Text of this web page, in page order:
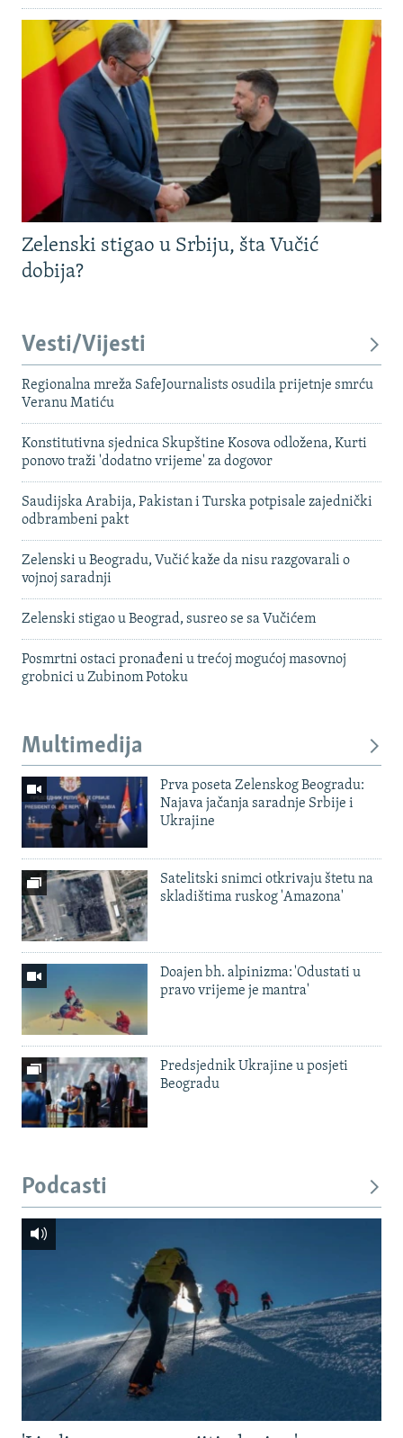
Zelenski stigao u Srbiju, šta Vučić
dobija?
Vesti/Vijesti
Regionalna mreža SafeJournalists osudila prijetnje smrću
Veranu Matiću
Konstitutivna sjednica Skupštine Kosova odložena, Kurti
ponovo traži 'dodatno vrijeme' za dogovor
Saudijska Arabija, Pakistan i Turska potpisale zajednički
odbrambeni pakt
Zelenski u Beogradu, Vučić kaže da nisu razgovarali o
vojnoj saradnji
Zelenski stigao u Beograd, susreo se sa Vučićem
Posmrtni ostaci pronađeni u trećoj mogućoj masovnoj
grobnici u Zubinom Potoku
Multimedija
Prva poseta Zelenskog Beogradu:
Najava jačanja saradnje Srbije i
Ukrajine
Satelitski snimci otkrivaju štetu na
skladištima ruskog 'Amazona'
Doajen bh. alpinizma: 'Odustati u
pravo vrijeme je mantra'
Predsjednik Ukrajine u posjeti
Beogradu
Podcasti